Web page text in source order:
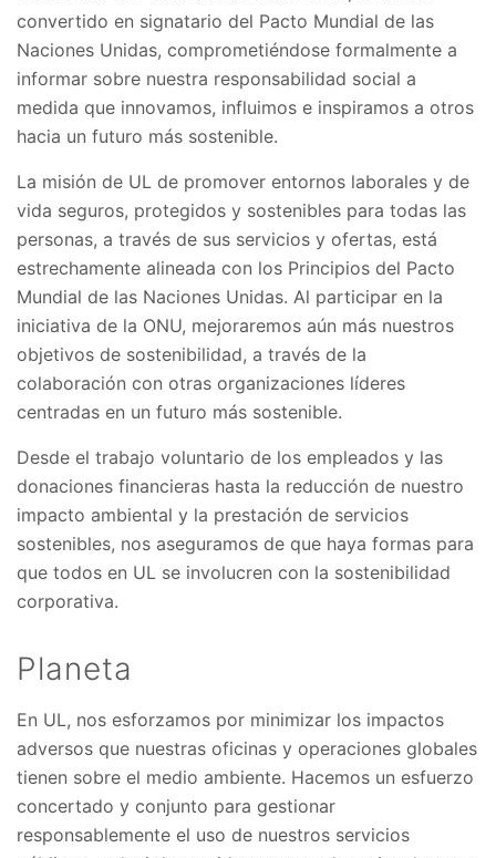
convertido en signatario del Pacto Mundial de las
Naciones Unidas, comprometiéndose formalmente a
informar sobre nuestra responsabilidad social a
medida que innovamos, influimos e inspiramos a otros
hacia un futuro más sostenible.
La misión de UL de promover entornos laborales y de
vida seguros, protegidos y sostenibles para todas las
personas, a través de sus servicios y ofertas, está
estrechamente alineada con los Principios del Pacto
Mundial de las Naciones Unidas. Al participar en la
iniciativa de la ONU, mejoraremos aún más nuestros
objetivos de sostenibilidad, a través de la
colaboración con otras organizaciones líderes
centradas en un futuro más sostenible.
Desde el trabajo voluntario de los empleados y las
donaciones financieras hasta la reducción de nuestro
impacto ambiental y la prestación de servicios
sostenibles, nos aseguramos de que haya formas para
que todos en UL se involucren con la sostenibilidad
corporativa.
Planeta
En UL, nos esforzamos por minimizar los impactos
adversos que nuestras oficinas y operaciones globales
tienen sobre el medio ambiente. Hacemos un esfuerzo
concertado y conjunto para gestionar
responsablemente el uso de nuestros servicios